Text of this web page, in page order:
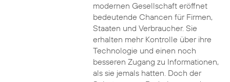
modernen Gesellschaft eröffnet
bedeutende Chancen für Firmen,
Staaten und Verbraucher. Sie
erhalten mehr Kontrolle über ihre
Technologie und einen noch
besseren Zugang zu Informationen,
als sie jemals hatten. Doch der